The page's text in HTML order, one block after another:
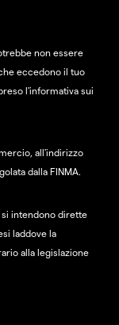
non essere
eccedono il tuo
l'informativa sui
all'indirizzo
dalla FINMA.
intendono dirette
laddove la
alla legislazione